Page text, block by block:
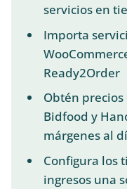
servicios en
Importa
Ready2Order
Obtén
Bidfood y
márgenes al
Configura los
ingresos una